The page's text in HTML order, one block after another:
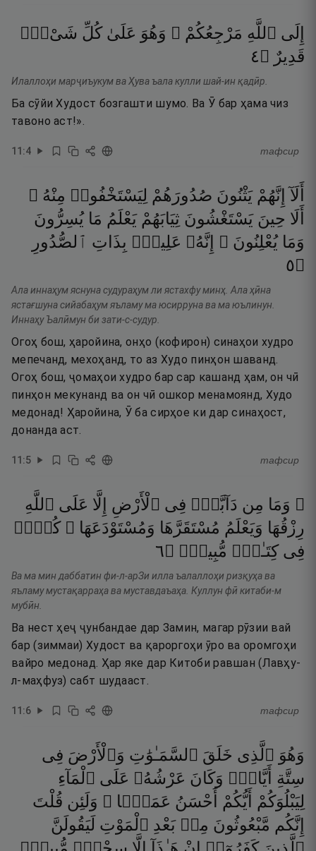
إِلَى ٱللَّهِ مَرْجِعُكُمْ ۖ وَهُوَ عَلَىٰ كُلِّ شَىْءٍۢ
قَدِيرٌ ۝٤
Илаллоҳи марҷиъукум ва Ҳува ъала кулли шай-ин қадӣр.
Ба сӯйи Худост бозгашти шумо. Ва Ӯ бар ҳама чиз
тавоно аст!».
11:4 тафсир
أَلَآ إِنَّهُمْ يَثْنُونَ صُدُورَهُمْ لِيَسْتَخْفُوا۟ مِنْهُ ۚ
أَلَا حِينَ يَسْتَغْشُونَ ثِيَابَهُمْ يَعْلَمُ مَا يُسِرُّونَ
وَمَا يُعْلِنُونَ ۚ إِنَّهُۥ عَلِيمٌۢ بِذَاتِ ٱلصُّدُورِ
۝٥
Ала иннаҳум яснуна судураҳум ли ястахфу минҳ. Ала ҳӣна
ястағшуна сийабаҳум яъламу ма юсирруна ва ма юълинун.
Иннаҳу Ъалӣмун би зати-с-судур.
Огоҳ бош, ҳаройина, онҳо (кофирон) синаҳои худро
мепечанд, мехоҳанд, то аз Худо пинҳон шаванд.
Огоҳ бош, ҷомаҳои худро бар сар кашанд ҳам, он чӣ
пинҳон мекунанд ва он чӣ ошкор менамоянд, Худо
медонад! Ҳаройина, Ӯ ба сирҳое ки дар синаҳост,
донанда аст.
11:5 тафсир
۞ وَمَا مِن دَآبَّةٍۢ فِى ٱلْأَرْضِ إِلَّا عَلَى ٱللَّهِ
رِزْقُهَا وَيَعْلَمُ مُسْتَقَرَّهَا وَمُسْتَوْدَعَهَا ۚ كُلٌّۭ
فِى كِتَـٰبٍۢ مُّبِينٍۢ ۝٦
Ва ма мин даббатин фи-л-арЗи илла ъалаллоҳи ризқуҳа ва
яъламу мустақарраҳа ва муставдаъаҳа. Куллун фӣ китаби-м
мубӣн.
Ва нест ҳеҷ ҷунбандае дар Замин, магар рӯзии вай
бар (зиммаи) Худост ва қароргоҳи ӯро ва оромгоҳи
вайро медонад. Ҳар яке дар Китоби равшан (Лавҳу-
л-маҳфуз) сабт шудааст.
11:6 тафсир
وَهُوَ ٱلَّذِى خَلَقَ ٱلسَّمَـٰوَٰتِ وَٱلْأَرْضَ فِى
سِتَّةِ أَيَّامٍۢ وَكَانَ عَرْشُهُۥ عَلَى ٱلْمَآءِ
لِيَبْلُوَكُمْ أَيُّكُمْ أَحْسَنُ عَمَلًۭا ۗ وَلَئِن قُلْتَ
إِنَّكُم مَّبْعُوثُونَ مِنۢ بَعْدِ ٱلْمَوْتِ لَيَقُولَنَّ